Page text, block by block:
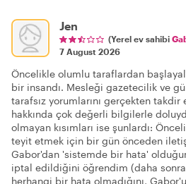
Jen
(Yerel ev sahibi
7 August 2026
Öncelikle olumlu taraflardan
bir insandı. Mesleği gazetecilik ve
tarafsız yorumlarını gerçekten takdir
hakkında çok değerli bilgilerle
olmayan kısımları ise şunlardı:
teyit etmek için bir gün önceden
Gabor'dan 'sistemde bir hata'
iptal edildiğini öğrendim (daha
herhangi bir hata olmadığını,